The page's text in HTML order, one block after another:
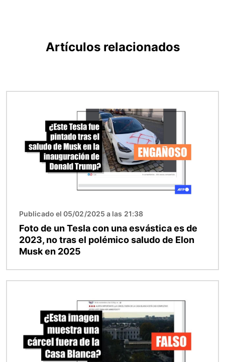
Artículos relacionados
Publicado el 05/02/2025 a las 21:38
Foto de un Tesla con una esvástica es de
2023, no tras el polémico saludo de Elon
Musk en 2025